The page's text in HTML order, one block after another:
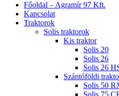
Főoldal – Agramír 97 Kft.
Kapcsolat
Traktorok
Solis traktorok
Kis traktor
Solis 20
Solis 26
Solis 26
Szántóföldi
Solis 50
Solis 75